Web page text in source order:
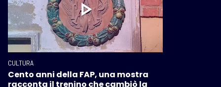
CULTURA
Cento anni della FAP, una mostra
racconta il trenino che cambiò la